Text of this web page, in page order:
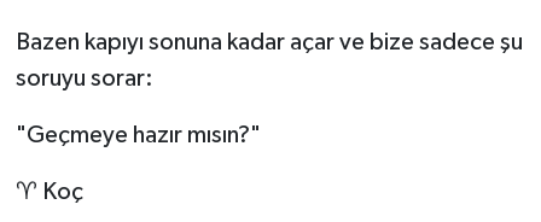
Bazen kapıyı sonuna kadar açar ve bize sadece şu
soruyu sorar:
"Geçmeye hazır mısın?"
♈ Koç